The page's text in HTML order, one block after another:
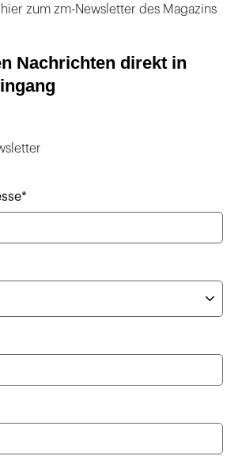
zum zm-Newsletter des Magazins
Nachrichten direkt in